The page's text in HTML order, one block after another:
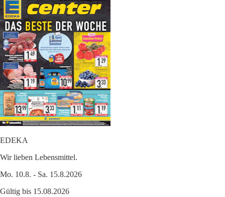
EDEKA
Wir lieben Lebensmittel.
Mo. 10.8. - Sa. 15.8.2026
Gültig bis 15.08.2026